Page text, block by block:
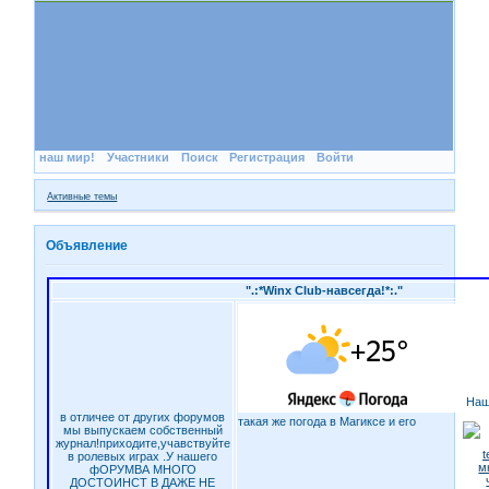
наш мир! Участники Поиск Регистрация Войти
Активные темы
Объявление
".:*Winx Club-навсегда!*:."
в отличее от других форумов
мы выпускаем собственный
журнал!приходите,учавствуйте
в ролевых играх .У нашего
фОРУМВА МНОГО
ДОСТОИНСТ В ДАЖЕ НЕ
такая же погода в Магиксе и его